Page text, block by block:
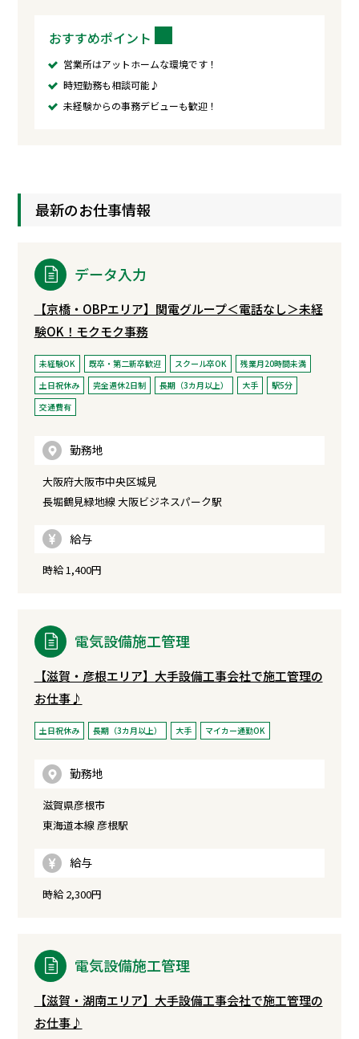
おすすめポイント
営業所はアットホームな環境です！
時短勤務も相談可能♪
未経験からの事務デビューも歓迎！
最新のお仕事情報
データ入力
【京橋・OBPエリア】関電グループ＜電話なし＞未経
験OK！モクモク事務
未経験OK 既卒・第二新卒歓迎 スクール卒OK
残業月20時間未満
土日祝休み
完全週休2日制 長期（3カ月以上） 大手
駅5分
交通費有
勤務地
大阪府大阪市中央区城見
長堀鶴見緑地線 大阪ビジネスパーク駅
給与
時給 1,400円
電気設備施工管理
【滋賀・彦根エリア】大手設備工事会社で施工管理の
お仕事♪
土日祝休み 長期（3カ月以上） 大手 マイカー通勤OK
勤務地
滋賀県彦根市
東海道本線 彦根駅
給与
時給 2,300円
電気設備施工管理
【滋賀・湖南エリア】大手設備工事会社で施工管理の
お仕事♪